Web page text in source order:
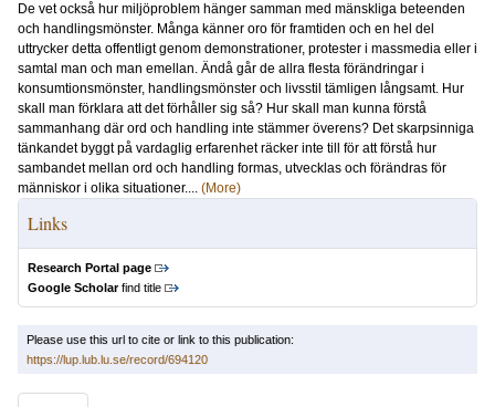
De vet också hur miljöproblem hänger samman med mänskliga beteenden
och handlingsmönster. Många känner oro för framtiden och en hel del
uttrycker detta offentligt genom demonstrationer, protester i massmedia eller i
samtal man och man emellan. Ändå går de allra flesta förändringar i
konsumtionsmönster, handlingsmönster och livsstil tämligen långsamt. Hur
skall man förklara att det förhåller sig så? Hur skall man kunna förstå
sammanhang där ord och handling inte stämmer överens? Det skarpsinniga
tänkandet byggt på vardaglig erfarenhet räcker inte till för att förstå hur
sambandet mellan ord och handling formas, utvecklas och förändras för
människor i olika situationer.... (More)
Links
Research Portal page
Google Scholarfind title
Please use this url to cite or link to this publication:
https://lup.lub.lu.se/record/694120